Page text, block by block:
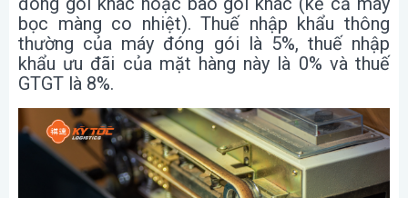
bọc màng co nhiệt). Thuế nhập khẩu thông
thường của máy đóng gói là 5%, thuế nhập
khẩu ưu đãi của mặt hàng này là 0% và thuế
GTGT là 8%.